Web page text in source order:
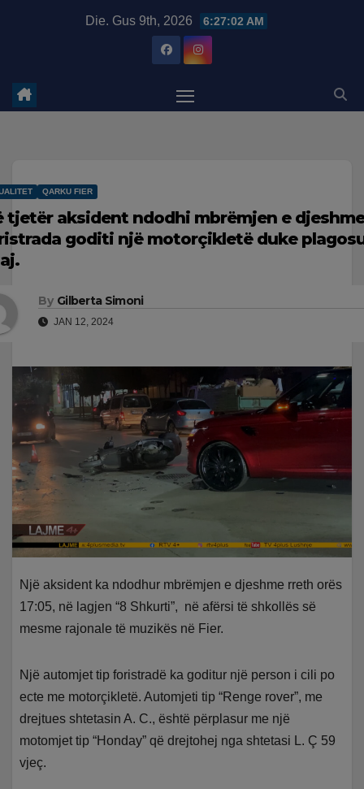
Die. Gus 9th, 2026 6:27:03 AM
QARKU FIER
tjetër aksident ndodhi mbrëmjen e
goditi një motorçikletë duke
By Gilberta Simoni
JAN 12, 2024
Një aksident ka ndodhur mbrëmjen e djeshme rreth orës
17:05, në lagjen “8 Shkurti”, në afërsi të shkollës së
mesme rajonale të muzikës në Fier.
Një automjet tip foristradë ka goditur një person i cili po
ecte me motorçikletë. Automjeti tip “Renge rover”, me
drejtues shtetasin A. C., është përplasur me një
motomjet tip “Honday” që drejtohej nga shtetasi L. Ç 59
vjeç.